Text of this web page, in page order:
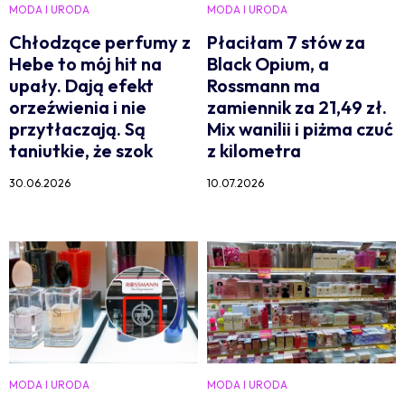
MODA I URODA
Chłodzące perfumy z
Hebe to mój hit na
upały. Dają efekt
orzeźwienia i nie
przytłaczają. Są
taniutkie, że szok
30.06.2026
MODA I URODA
Płaciłam 7 stów za
Black Opium, a
Rossmann ma
zamiennik za 21,49 zł.
Mix wanilii i piżma czuć
z kilometra
10.07.2026
MODA I URODA MODA I URODA